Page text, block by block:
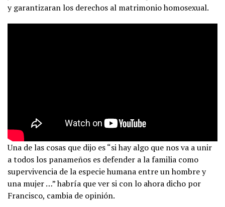
y garantizaran los derechos al matrimonio homosexual.
Una de las cosas que dijo es “si hay algo que nos va a unir
a todos los panameños es defender a la familia como
supervivencia de la especie humana entre un hombre y
una mujer …” habría que ver si con lo ahora dicho por
Francisco, cambia de opinión.